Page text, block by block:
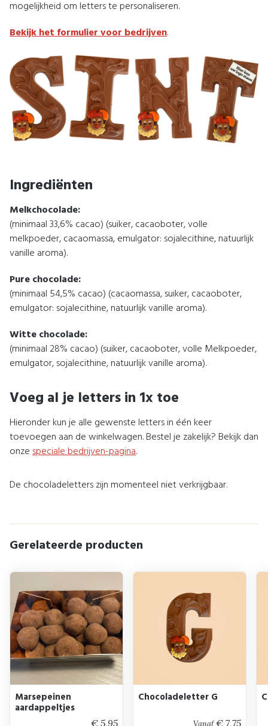
mogelijkheid om letters te personaliseren.
Bekijk het formulier voor bedrijven.
Ingrediënten
Melkchocolade:
(minimaal 33,6% cacao) (suiker, cacaoboter, volle
melkpoeder, cacaomassa, emulgator: sojalecithine, natuurlijk
vanille aroma).
Pure chocolade:
(minimaal 54,5% cacao) (cacaomassa, suiker, cacaoboter,
emulgator: sojalecithine, natuurlijk vanille aroma).
Witte chocolade:
(minimaal 28% cacao) (suiker, cacaoboter, volle Melkpoeder,
emulgator, sojalecithine, natuurlijk vanille aroma).
Voeg al je letters in 1x toe
Hieronder kun je alle gewenste letters in één keer
toevoegen aan de winkelwagen. Bestel je zakelijk? Bekijk dan
onzespeciale bedrijven-pagina.
De chocoladeletters zijn momenteel niet verkrijgbaar.
Gerelateerde producten
Marsepeinen
aardappeltjes
€ 5,95
Chocoladeletter G
€ 7,75